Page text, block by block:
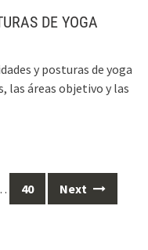
DE YOGA
y posturas de yoga
las áreas objetivo y las
40 Next